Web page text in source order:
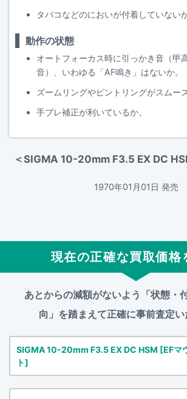
タバコなどのにおいが付着していないか
動作の状態
オートフォーカス時に引っかき音（甲
音）、いわゆる「AF鳴き」はないか。
ズームリングやピントリングがスムー
手ブレ補正が利いているか。
＜SIGMA 10-20mm F3.5 EX DC
1970年01月01日 発売
現在の正確な買取価格
あとからの減額がないよう「状態・
向」を踏まえて正確に事前査定い
SIGMA 10-20mm F3.5 EX DC HSM [EFマ
ト]